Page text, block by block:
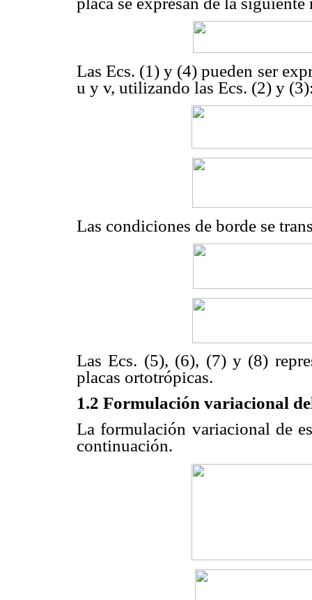
Las Ecs. (1) y (4) pueden ser
u y v, utilizando las Ecs. (2) y
Las condiciones de borde se
Las Ecs. (5), (6), (7) y (8)
placas ortotrópicas.
1.2 Formulación variacional
La formulación variacional de
continuación.